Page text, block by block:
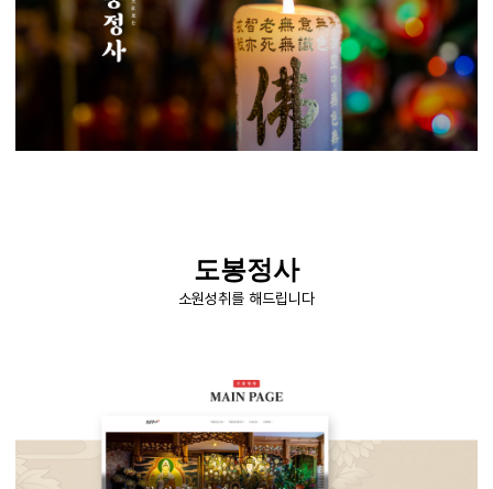
도봉정사
소원성취를 해드립니다